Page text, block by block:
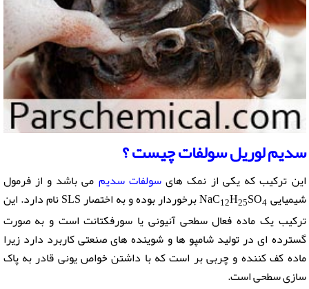
سدیم لوریل سولفات چیست؟
این ترکیب که یکی از نمک هایسولفات سدیم می باشد و از فرمول
شیمیایی NaC
12H25SO4
برخوردار بوده و به اختصار SLS نام دارد. این
ترکیب یک ماده فعال سطحی آنیونی یا سورفکتانت است و به صورت
گسترده ای در تولید شامپو ها و شوینده های صنعتی کاربرد دارد زیرا
ماده کف کننده و چربی بر است که با داشتن خواص یونی قادر به پاک
سازی سطحی است.